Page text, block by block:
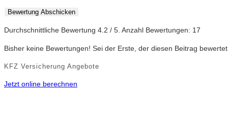
Bewertung Abschicken
Durchschnittliche Bewertung 4.2 / 5. Anzahl Bewertungen: 17
Bisher keine Bewertungen! Sei der Erste, der diesen Beitrag
KFZ Versicherung Angebote
Jetzt online berechnen